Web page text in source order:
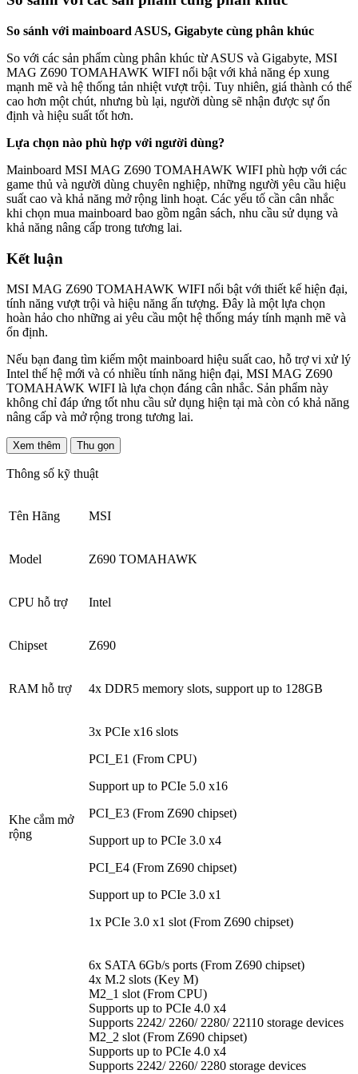
So sánh với mainboard ASUS, Gigabyte cùng phân khúc
So với các sản phẩm cùng phân khúc từ ASUS và Gigabyte, MSI
MAG Z690 TOMAHAWK WIFI nổi bật với khả năng ép xung
mạnh mẽ và hệ thống tản nhiệt vượt trội. Tuy nhiên, giá thành có thể
cao hơn một chút, nhưng bù lại, người dùng sẽ nhận được sự ổn
định và hiệu suất tốt hơn.
Lựa chọn nào phù hợp với người dùng?
Mainboard MSI MAG Z690 TOMAHAWK WIFI phù hợp với các
game thủ và người dùng chuyên nghiệp, những người yêu cầu hiệu
suất cao và khả năng mở rộng linh hoạt. Các yếu tố cần cân nhắc
khi chọn mua mainboard bao gồm ngân sách, nhu cầu sử dụng và
khả năng nâng cấp trong tương lai.
Kết luận
MSI MAG Z690 TOMAHAWK WIFI nổi bật với thiết kế hiện đại,
tính năng vượt trội và hiệu năng ấn tượng. Đây là một lựa chọn
hoàn hảo cho những ai yêu cầu một hệ thống máy tính mạnh mẽ và
ổn định.
Nếu bạn đang tìm kiếm một mainboard hiệu suất cao, hỗ trợ vi xử lý
Intel thế hệ mới và có nhiều tính năng hiện đại, MSI MAG Z690
TOMAHAWK WIFI là lựa chọn đáng cân nhắc. Sản phẩm này
không chỉ đáp ứng tốt nhu cầu sử dụng hiện tại mà còn có khả năng
nâng cấp và mở rộng trong tương lai.
Xem thêm Thu gọn
Thông số kỹ thuật
Tên Hãng MSI
Model Z690 TOMAHAWK
CPU hỗ trợ Intel
Chipset Z690
RAM hỗ trợ 4x DDR5 memory slots, support up to 128GB
Khe cắm mở
rộng
3x PCIe x16 slots
PCI_E1 (From CPU)
Support up to PCIe 5.0 x16
PCI_E3 (From Z690 chipset)
Support up to PCIe 3.0 x4
PCI_E4 (From Z690 chipset)
Support up to PCIe 3.0 x1
1x PCIe 3.0 x1 slot (From Z690 chipset)
6x SATA 6Gb/s ports (From Z690 chipset)
4x M.2 slots (Key M)
M2_1 slot (From CPU)
Supports up to PCIe 4.0 x4
Supports 2242/ 2260/ 2280/ 22110 storage devices
M2_2 slot (From Z690 chipset)
Supports up to PCIe 4.0 x4
Supports 2242/ 2260/ 2280 storage devices